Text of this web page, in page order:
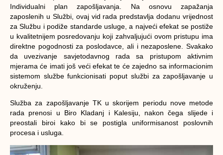
Individualni plan zapošljavanja. Na osnovu zapažanja
zaposlenih u Službi, ovaj vid rada predstavlja dodanu vrijednost
za Službu i podiže standarde usluge, a najveći efekat se postiže
u kvalitetnijem posredovanju koji zahvaljujući ovom pristupu ima
direktne pogodnosti za poslodavce, ali i nezaposlene. Svakako
da uvezivanje savjetodavnog rada sa pristupom aktivnim
mjerama će imati još veći efekat te će zajedno sa informacionim
sistemom službe funkcionisati poput službi za zapošljavanje u
okruženju.
Služba za zapošljavanje TK u skorijem periodu nove metode
rada prenosi u Biro Kladanj i Kalesiju, nakon čega slijede i
preostali biroi kako bi se postigla uniformisanost poslovnih
procesa i usluga.